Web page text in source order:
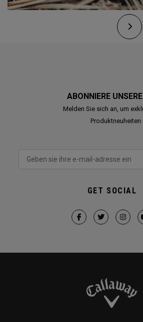
ABONNIERE
Melden Sie sich an, um
GET SOCIAL